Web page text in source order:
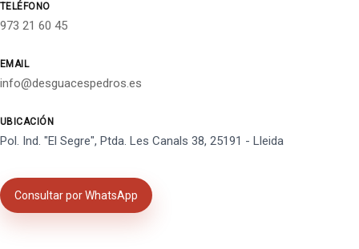
TELÉFONO
973 21 60 45
EMAIL
info@desguacespedros.es
UBICACIÓN
Pol. Ind. "El Segre", Ptda. Les Canals 38, 25191 - Lleida
Consultar por WhatsApp